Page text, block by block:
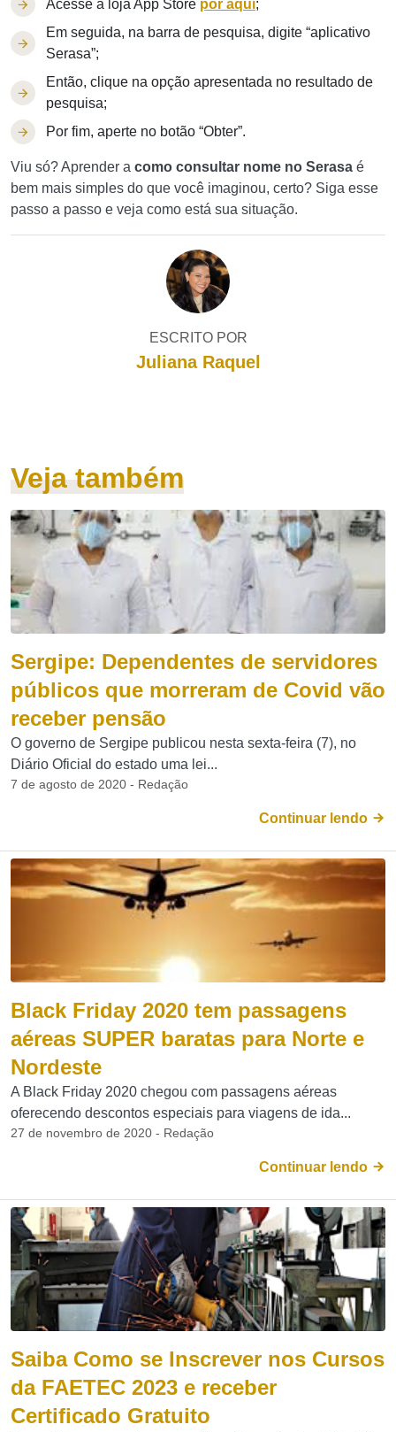
Acesse a loja App Store por aqui;
Em seguida, na barra de pesquisa, digite “aplicativo
Serasa”;
Então, clique na opção apresentada no resultado de
pesquisa;
Por fim, aperte no botão “Obter”.
Viu só? Aprender a como consultar nome no Serasa é
bem mais simples do que você imaginou, certo? Siga esse
passo a passo e veja como está sua situação.
ESCRITO POR
Juliana Raquel
Veja também
Sergipe: Dependentes de servidores
públicos que morreram de Covid vão
receber pensão
O governo de Sergipe publicou nesta sexta-feira (7), no
Diário Oficial do estado uma lei...
7 de agosto de 2020 - Redação
Continuar lendo
Black Friday 2020 tem passagens
aéreas SUPER baratas para Norte e
Nordeste
A Black Friday 2020 chegou com passagens aéreas
oferecendo descontos especiais para viagens de ida...
27 de novembro de 2020 - Redação
Continuar lendo
Saiba Como se Inscrever nos Cursos
da FAETEC 2023 e receber
Certificado Gratuito